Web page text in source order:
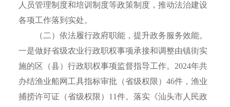
人员管理制度和培训制度等政策制度，推动法治建设
各项工作落到实处。
（二）依法履行政府职能，提升政务服务效能。
一是做好省级农业行政职权事项承接和调整由镇街实
施的区（县）行政职权事项监督指导工作。2024年共
办结渔业船网工具指标审批（省级权限）46件，渔业
捕捞许可证（省级权限）11件。落实《汕头市人民政